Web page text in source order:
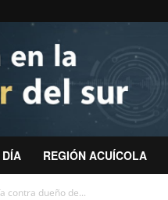
REGIÓN ACUÍCOLA
contra dueño de...